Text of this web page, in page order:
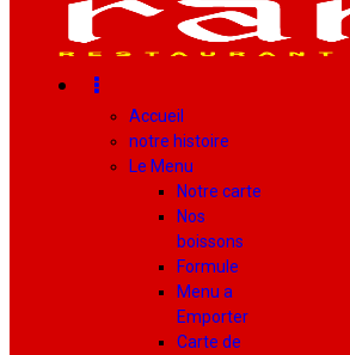
Accueil
notre histoire
Le Menu
Notre carte
Nos
boissons
Formule
Menu a
Emporter
Carte de